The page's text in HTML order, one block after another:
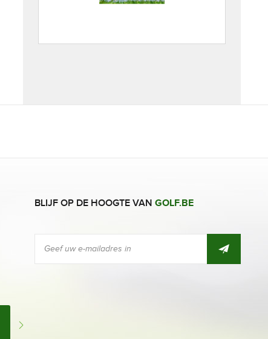
BLIJF OP DE HOOGTE VAN GOLF.BE